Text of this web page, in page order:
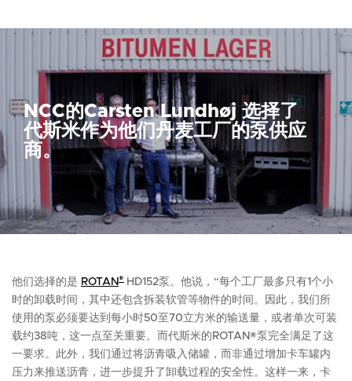
NCC的Carsten Lundhøj 选择了
代斯米作为他们丹麦工厂的泵供应
商。
他们选择的是 ROTAN ® HD152泵。他说，“每个工厂最多只有1个小
时的卸载时间，其中还包含拆装软管等物件的时间。因此，我们所
使用的泵必须要达到每小时50至70立方米的输送量，或者单次可装
载约38吨，这一点至关重要。而代斯米的ROTAN®泵完全满足了这
一要求。 此外，我们通过将沥青吸入储罐，而非通过增加卡车罐内
压力来推送沥青，进一步提升了卸载过程的安全性。这样一来，卡